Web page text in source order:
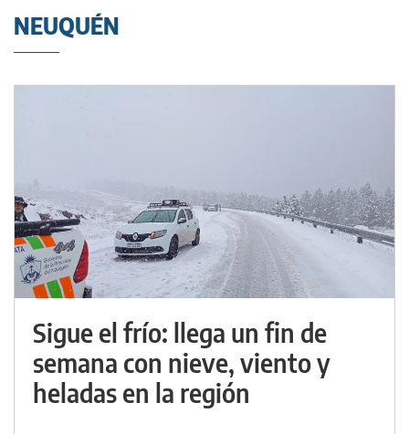
NEUQUÉN
Sigue el frío: llega un fin de
semana con nieve, viento y
heladas en la región